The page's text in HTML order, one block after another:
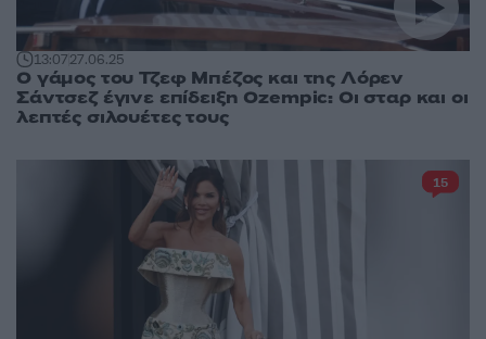
13:0727.06.25
Ο γάμος του Τζεφ Μπέζος και της Λόρεν
Σάντσεζ έγινε επίδειξη Ozempic: Οι σταρ και οι
λεπτές σιλουέτες τους
15